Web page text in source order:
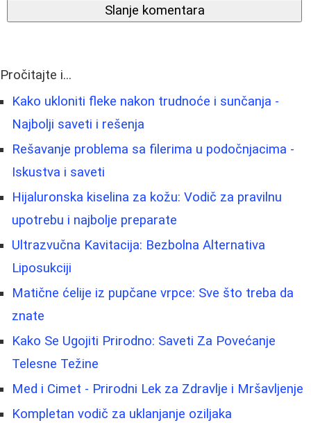
Slanje komentara
Pročitajte i...
Kako ukloniti fleke nakon trudnoće i sunčanja -
Najbolji saveti i rešenja
Rešavanje problema sa filerima u podočnjacima -
Iskustva i saveti
Hijaluronska kiselina za kožu: Vodič za pravilnu
upotrebu i najbolje preparate
Ultrazvučna Kavitacija: Bezbolna Alternativa
Liposukciji
Matične ćelije iz pupčane vrpce: Sve što treba da
znate
Kako Se Ugojiti Prirodno: Saveti Za Povećanje
Telesne Težine
Med i Cimet - Prirodni Lek za Zdravlje i Mršavljenje
Kompletan vodič za uklanjanje oziljaka